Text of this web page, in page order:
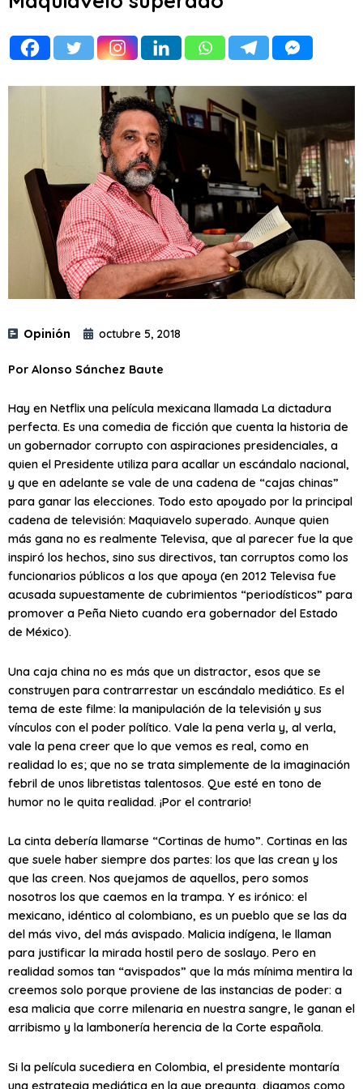
Opinión octubre 5, 2018
Por Alonso Sánchez Baute
Hay en Netflix una película mexicana llamada La dictadura
perfecta. Es una comedia de ficción que cuenta la historia de
un gobernador corrupto con aspiraciones presidenciales, a
quien el Presidente utiliza para acallar un escándalo nacional,
y que en adelante se vale de una cadena de “cajas chinas”
para ganar las elecciones. Todo esto apoyado por la principal
cadena de televisión: Maquiavelo superado. Aunque quien
más gana no es realmente Televisa, que al parecer fue la que
inspiró los hechos, sino sus directivos, tan corruptos como los
funcionarios públicos a los que apoya (en 2012 Televisa fue
acusada supuestamente de cubrimientos “periodísticos” para
promover a Peña Nieto cuando era gobernador del Estado
de México).
Una caja china no es más que un distractor, esos que se
construyen para contrarrestar un escándalo mediático. Es el
tema de este filme: la manipulación de la televisión y sus
vínculos con el poder político. Vale la pena verla y, al verla,
vale la pena creer que lo que vemos es real, como en
realidad lo es; que no se trata simplemente de la imaginación
febril de unos libretistas talentosos. Que esté en tono de
humor no le quita realidad. ¡Por el contrario!
La cinta debería llamarse “Cortinas de humo”. Cortinas en las
que suele haber siempre dos partes: los que las crean y los
que las creen. Nos quejamos de aquellos, pero somos
nosotros los que caemos en la trampa. Y es irónico: el
mexicano, idéntico al colombiano, es un pueblo que se las da
del más vivo, del más avispado. Malicia indígena, le llaman
para justificar la mirada hostil pero de soslayo. Pero en
realidad somos tan “avispados” que la más mínima mentira la
creemos solo porque proviene de las instancias de poder: a
esa malicia que corre milenaria en nuestra sangre, le ganan el
arribismo y la lambonería herencia de la Corte española.
Si la película sucediera en Colombia, el presidente montaría
una estrategia mediática en la que pregunta, digamos como